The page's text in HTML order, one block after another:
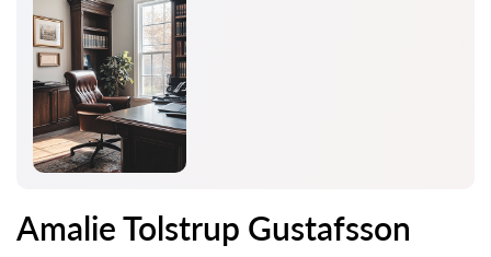
Amalie Tolstrup Gustafsson